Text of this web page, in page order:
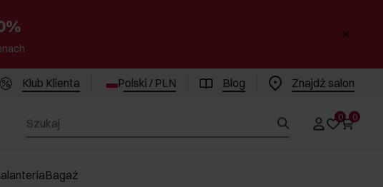
Klub Klienta Polski / PLN Blog Znajdż salon
0 0
Bagaż